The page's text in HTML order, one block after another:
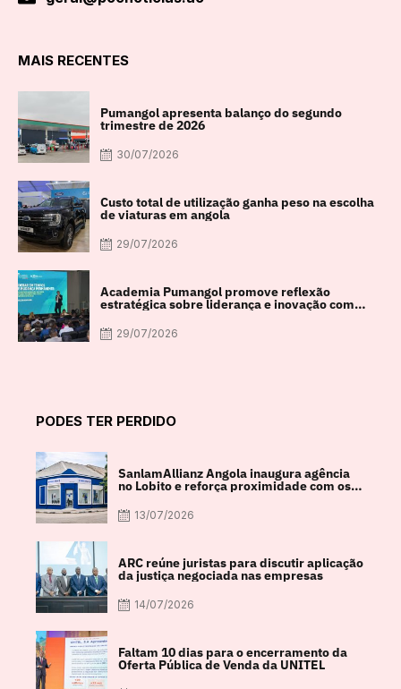
MAIS RECENTES
Pumangol apresenta balanço do segundo
trimestre de 2026
30/07/2026
Custo total de utilização ganha peso na escolha
de viaturas em angola
29/07/2026
Academia Pumangol promove reflexão
estratégica sobre liderança e inovação com
especialista internacional Nadim Habib
29/07/2026
PODES TER PERDIDO
SanlamAllianz Angola inaugura agência
no Lobito e reforça proximidade com os
13/07/2026
ARC reúne juristas para discutir aplicação
da justiça negociada nas empresas
14/07/2026
Faltam 10 dias para o encerramento da
Oferta Pública de Venda da UNITEL